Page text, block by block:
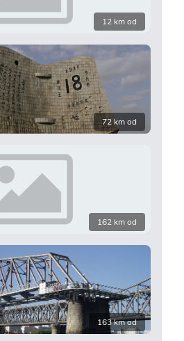
12 km od
72 km od
162 km od
163 km od